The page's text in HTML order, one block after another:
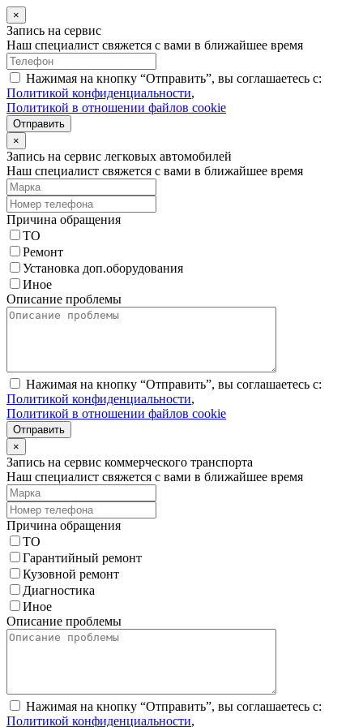
×
Запись на сервис
Наш специалист свяжется с вами в ближайшее время
Нажимая на кнопку “Отправить”, вы соглашаетесь с:
Политикой конфиденциальности,
Политикой в отношении файлов cookie
Отправить
×
Запись на сервис легковых автомобилей
Наш специалист свяжется с вами в ближайшее время
Причина обращения
ТО
Ремонт
Установка доп.оборудования
Иное
Описание проблемы
Нажимая на кнопку “Отправить”, вы соглашаетесь с:
Политикой конфиденциальности,
Политикой в отношении файлов cookie
Отправить
×
Запись на сервис коммерческого транспорта
Наш специалист свяжется с вами в ближайшее время
Причина обращения
ТО
Гарантийный ремонт
Кузовной ремонт
Диагностика
Иное
Описание проблемы
Нажимая на кнопку “Отправить”, вы соглашаетесь с:
Политикой конфиденциальности,